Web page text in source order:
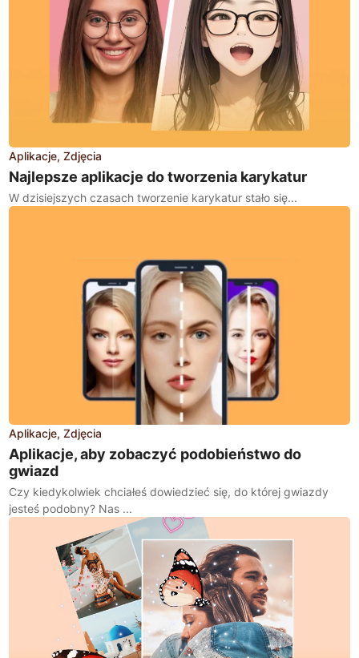
Aplikacje Zdjęcia
Najlepsze aplikacje do tworzenia karykatur
W dzisiejszych czasach tworzenie karykatur stało się...
Aplikacje Zdjęcia
Aplikacje, aby zobaczyć podobieństwo do
gwiazd
Czy kiedykolwiek chciałeś dowiedzieć się, do której gwiazdy
jesteś podobny? Nas ...